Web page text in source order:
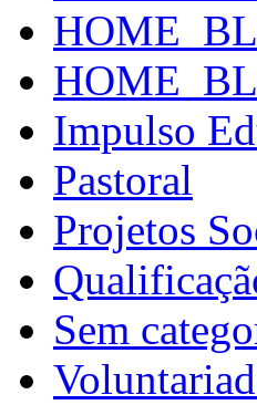
Impulso
Pastoral
Projetos
Sem